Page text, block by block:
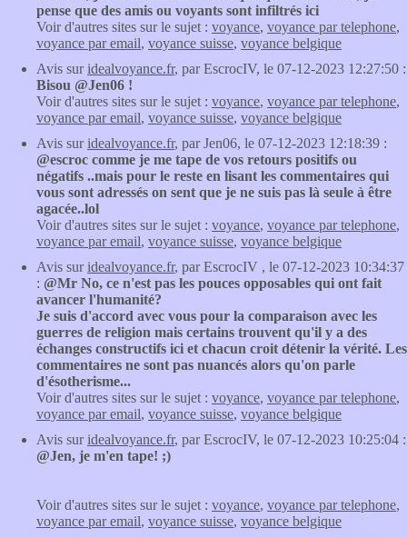
pense que des amis ou voyants sont infiltrés ici
Voir d'autres sites sur le sujet : voyance, voyance par telephone,
voyance par email, voyance suisse, voyance belgique
Avis suridealvoyance.fr, par EscrocIV, le 07-12-2023 12:27:50 :
Bisou @Jen06 !
Voir d'autres sites sur le sujet : voyance, voyance par telephone,
voyance par email, voyance suisse, voyance belgique
Avis suridealvoyance.fr, par Jen06, le 07-12-2023 12:18:39 :
@escroc comme je me tape de vos retours positifs ou
négatifs ..mais pour le reste en lisant les commentaires qui
vous sont adressés on sent que je ne suis pas là seule à être
agacée..lol
Voir d'autres sites sur le sujet : voyance, voyance par telephone,
voyance par email, voyance suisse, voyance belgique
Avis suridealvoyance.fr, par EscrocIV , le 07-12-2023 10:34:37
: @Mr No, ce n'est pas les pouces opposables qui ont fait
avancer l'humanité?
Je suis d'accord avec vous pour la comparaison avec les
guerres de religion mais certains trouvent qu'il y a des
échanges constructifs ici et chacun croit détenir la vérité. Les
commentaires ne sont pas nuancés alors qu'on parle
d'ésotherisme...
Voir d'autres sites sur le sujet : voyance, voyance par telephone,
voyance par email, voyance suisse, voyance belgique
Avis suridealvoyance.fr, par EscrocIV, le 07-12-2023 10:25:04 :
@Jen, je m'en tape! ;)
Voir d'autres sites sur le sujet : voyance, voyance par telephone,
voyance par email, voyance suisse, voyance belgique